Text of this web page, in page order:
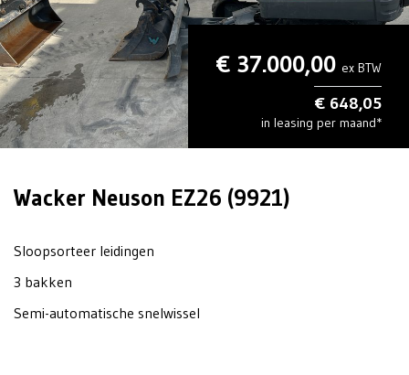
€ 37.000,00 ex BTW
€ 648,05
in leasing per maand*
Wacker Neuson EZ26 (9921)
Sloopsorteer leidingen
3 bakken
Semi-automatische snelwissel